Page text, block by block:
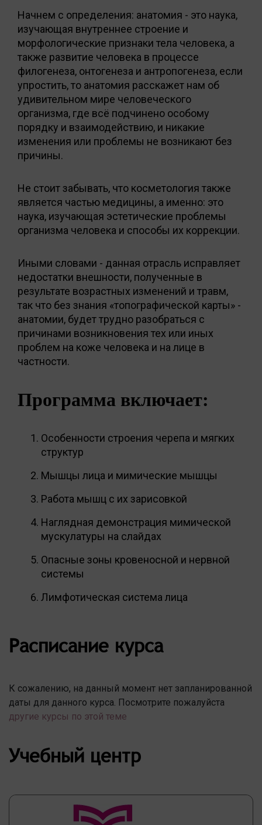
Начнем с определения: анатомия - это наука,
изучающая внутреннее строение и
морфологические признаки тела человека, а
также развитие человека в процессе
филогенеза, онтогенеза и антропогенеза, если
упростить, то анатомия расскажет нам об
удивительном мире человеческого
организма, где всё подчинено особому
порядку и взаимодействию, и никакие
изменения или проблемы не возникают без
причины.
Не стоит забывать, что косметология также
является частью медицины, а именно: это
наука, изучающая эстетические проблемы
организма человека и способы их коррекции.
Иными словами - данная отрасль исправляет
недостатки внешности, полученные в
результате возрастных изменений и травм,
так что без знания «топографической карты» -
анатомии, будет трудно разобраться с
причинами возникновения тех или иных
проблем на коже человека и на лице в
частности.
Программа включает:
Особенности строения черепа и мягких
структур
Мышцы лица и мимические мышцы
Работа мышц с их зарисовкой
Наглядная демонстрация мимической
мускулатуры на слайдах
Опасные зоны кровеносной и нервной
системы
Лимфотическая система лица
Расписание курса
К сожалению, на данный момент нет запланированной
даты для данного курса. Посмотрите пожалуйста
другие курсы по этой теме
Учебный центр